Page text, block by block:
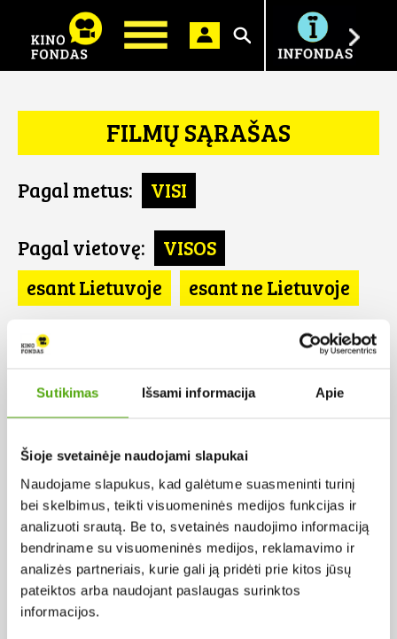
Sutikimas Išsami informacija Apie
Šioje svetainėje naudojami slapukai
Naudojame slapukus, kad galėtume suasmeninti turinį
bei skelbimus, teikti visuomeninės medijos funkcijas ir
analizuoti srautą. Be to, svetainės naudojimo informaciją
bendriname su visuomeninės medijos, reklamavimo ir
analizės partneriais, kurie gali ją pridėti prie kitos jūsų
pateiktos arba naudojant paslaugas surinktos
informacijos.
Ieškoti
FILMŲ SĄRAŠAS
Pagal metus: VISI
Pagal vietovę:
VISOS
esant Lietuvoje
esant ne Lietuvoje
Pagal šalį:
Marokas
Pagal abėcėlę:
Rezultatų nerasta...